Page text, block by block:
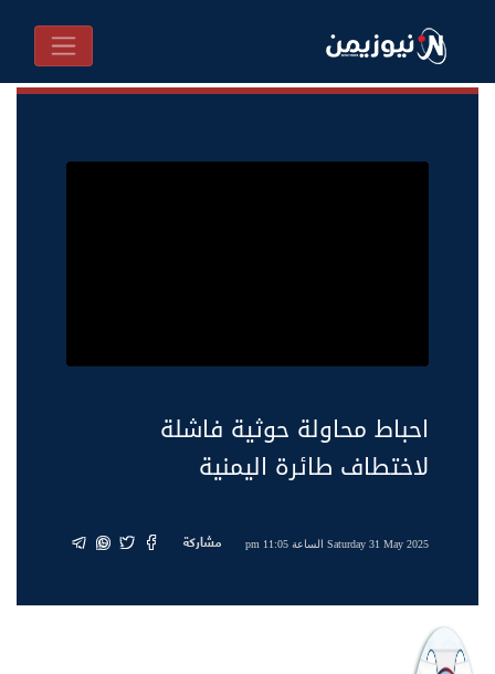
احباط محاولة حوثية فاشلة
لاختطاف طائرة اليمنية
Saturday 31 May 2025 الساعة 11:05 pm مشاركة